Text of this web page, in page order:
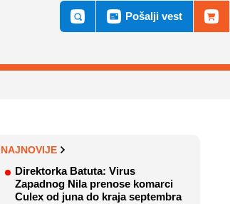
Pošalji vest
NAJNOVIJE
Direktorka Batuta: Virus
Zapadnog Nila prenose komarci
Culex od juna do kraja septembra